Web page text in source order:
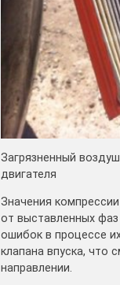
Загрязненный
двигателя
Значения
от выставленных
ошибок в процессе
клапана впуска, что
направлении.